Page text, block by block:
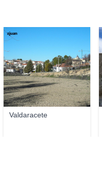
Valdaracete
zjuan